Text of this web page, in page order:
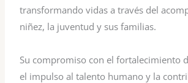
transformando vidas a través del
niñez, la juventud y sus familias.
Su compromiso con el fortalecimiento
el impulso al talento humano y la